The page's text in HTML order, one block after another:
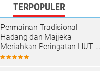
TERPOPULER
Permainan Tradisional
Hadang dan Majjeka
Meriahkan Peringatan HUT RI
di Sibulue